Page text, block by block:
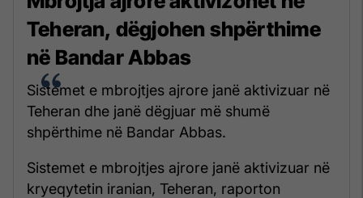
Teheran, dëgjohen shpërthime
në Bandar Abbas
Sistemet e mbrojtjes ajrore janë aktivizuar në
Teheran dhe janë dëgjuar më shumë
shpërthime në Bandar Abbas.
Sistemet e mbrojtjes ajrore janë aktivizuar në
kryeqytetin iranian, Teheran, raporton